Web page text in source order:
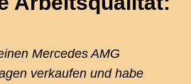
Mercedes AMG
verkaufen und habe